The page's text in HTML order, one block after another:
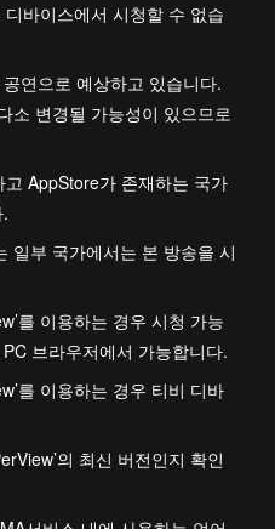
디바이스에서 시청할 수 없습
연으로 예상하고 있습니다.
소 변경될 가능성이 있으므로
AppStore가 존재하는 국가
일부 국가에서는 본 방송을 시
를 이용하는 경우 시청 가능
브라우저에서 가능합니다.
를 이용하는 경우 티비 디바
의 최신 버전인지 확인